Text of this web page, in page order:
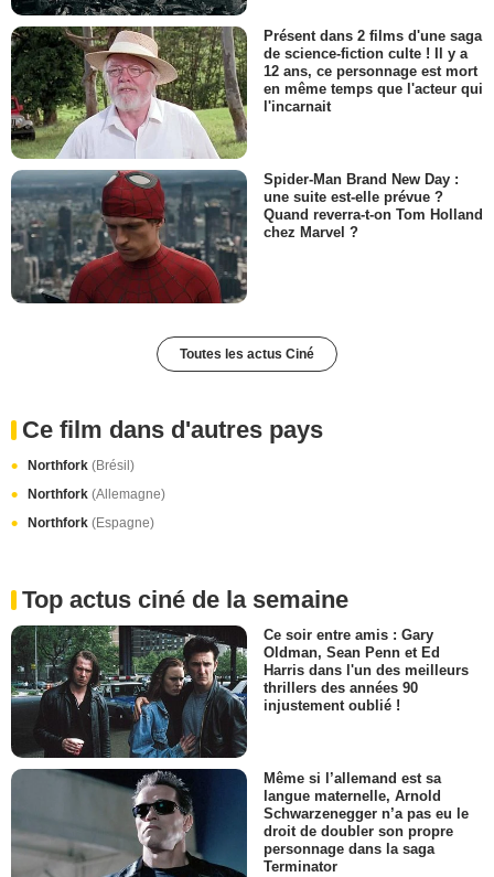
Présent dans 2 films d'une saga
de science-fiction culte ! Il y a
12 ans, ce personnage est mort
en même temps que l'acteur qui
l'incarnait
Spider-Man Brand New Day :
une suite est-elle prévue ?
Quand reverra-t-on Tom Holland
chez Marvel ?
Toutes les actus Ciné
Ce film dans d'autres pays
Northfork (Brésil)
Northfork (Allemagne)
Northfork (Espagne)
Top actus ciné de la semaine
Ce soir entre amis : Gary
Oldman, Sean Penn et Ed
Harris dans l'un des meilleurs
thrillers des années 90
injustement oublié !
Même si l’allemand est sa
langue maternelle, Arnold
Schwarzenegger n’a pas eu le
droit de doubler son propre
personnage dans la saga
Terminator